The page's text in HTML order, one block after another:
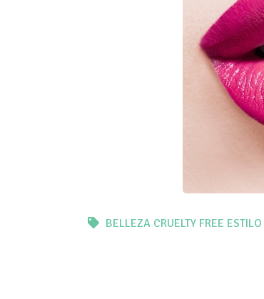
BELLEZA CRUELTY FREE ESTILO